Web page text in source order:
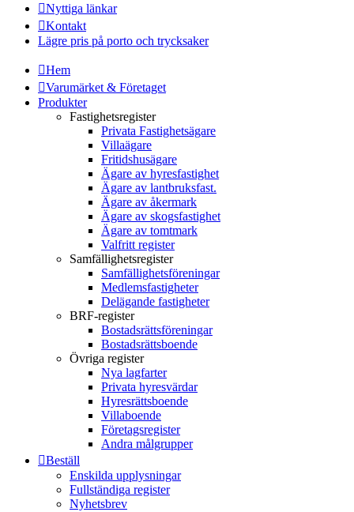
Nyttiga länkar
Kontakt
Lägre pris på porto och trycksaker
Hem
Varumärket & Företaget
Produkter
Fastighetsregister
Privata Fastighetsägare
Villaägare
Fritidshusägare
Ägare av hyresfastighet
Ägare av lantbruksfast.
Ägare av åkermark
Ägare av skogsfastighet
Ägare av tomtmark
Valfritt register
Samfällighetsregister
Samfällighetsföreningar
Medlemsfastigheter
Delägande fastigheter
BRF-register
Bostadsrättsföreningar
Bostadsrättsboende
Övriga register
Nya lagfarter
Privata hyresvärdar
Hyresrättsboende
Villaboende
Företagsregister
Andra målgrupper
Beställ
Enskilda upplysningar
Fullständiga register
Nyhetsbrev